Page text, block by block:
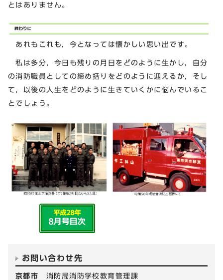
とはありません。
あれもこれも，今となっては懐かしい思い出です。
私は多分，今日も残りの月日をどのように生かし，自分
の消防職員としての締め括りをどのように迎えるか，そし
て，以後の人生をどのように生きていくかに悩んでいるこ
とでしょう。
お問い合わせ先
京都市 消防局消防学校教育管理課